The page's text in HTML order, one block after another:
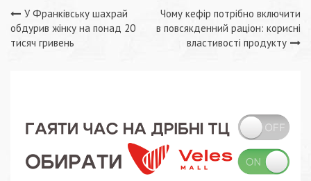
Навігація
записів
У Франківську шахрай
обдурив жінку на понад 20
тисяч гривень
Чому кефір потрібно включити
в повсякденний раціон: корисні
властивості продукту